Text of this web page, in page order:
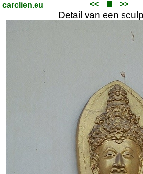
carolien.eu << >>
Detail van een